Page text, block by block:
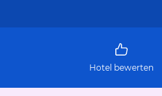
Hotel bewerten